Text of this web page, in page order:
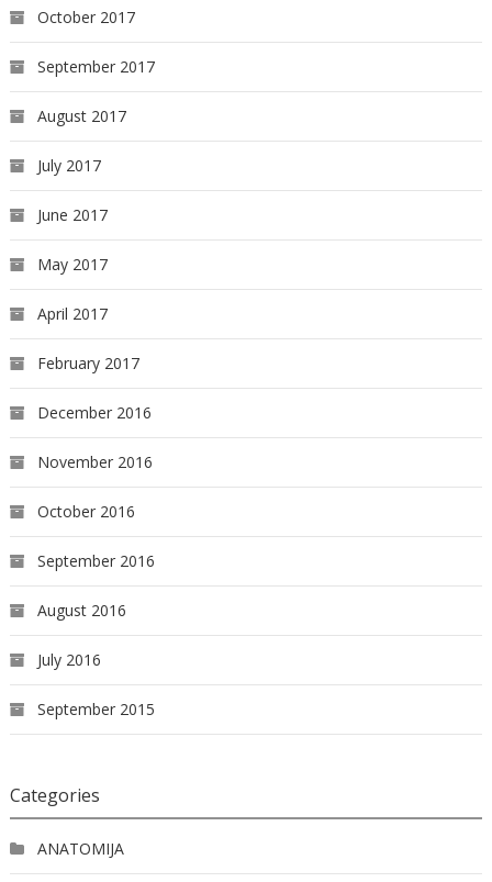
October 2017
September 2017
August 2017
July 2017
June 2017
May 2017
April 2017
February 2017
December 2016
November 2016
October 2016
September 2016
August 2016
July 2016
September 2015
Categories
ANATOMIJA